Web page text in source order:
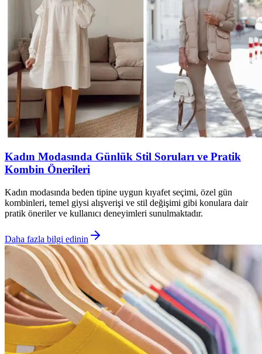
Kadın Modasında Günlük Stil Soruları ve Pratik
Kombin Önerileri
Kadın modasında beden tipine uygun kıyafet seçimi, özel gün
kombinleri, temel giysi alışverişi ve stil değişimi gibi konulara dair
pratik öneriler ve kullanıcı deneyimleri sunulmaktadır.
Daha fazla bilgi edinin